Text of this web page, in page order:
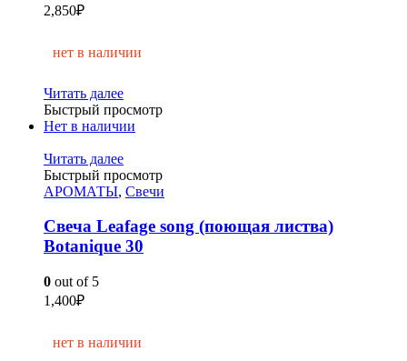
2,850₽
нет в наличии
Читать далее
Быстрый просмотр
Нет в наличии
Читать далее
Быстрый просмотр
АРОМАТЫ, Свечи
Свеча Leafage song (поющая листва)
Botanique 30
0 out of 5
1,400₽
нет в наличии